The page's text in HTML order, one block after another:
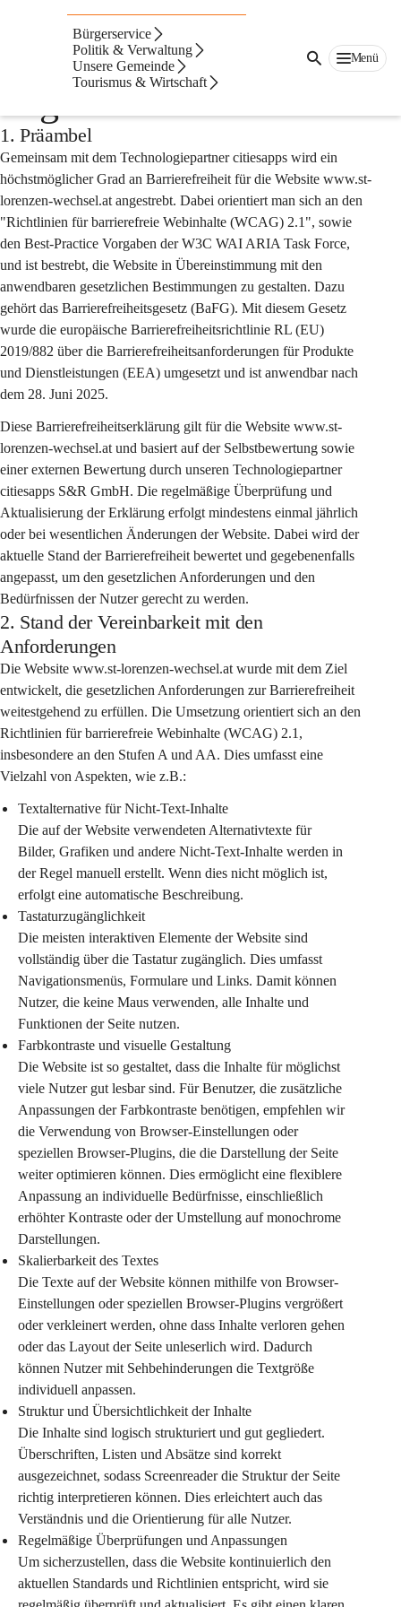
Bürgerservice
Politik & Verwaltung
Unsere Gemeinde
Tourismus & Wirtschaft
Menü
Barrierefreiheitserklär
ung der Website
1. Präambel
Gemeinsam mit dem Technologiepartner citiesapps wird ein
höchstmöglicher Grad an Barrierefreiheit für die Website www.st-
lorenzen-wechsel.at angestrebt. Dabei orientiert man sich an den
"Richtlinien für barrierefreie Webinhalte (WCAG) 2.1", sowie
den Best-Practice Vorgaben der W3C WAI ARIA Task Force,
und ist bestrebt, die Website in Übereinstimmung mit den
anwendbaren gesetzlichen Bestimmungen zu gestalten. Dazu
gehört das Barrierefreiheitsgesetz (BaFG). Mit diesem Gesetz
wurde die europäische Barrierefreiheitsrichtlinie RL (EU)
2019/882 über die Barrierefreiheitsanforderungen für Produkte
und Dienstleistungen (EEA) umgesetzt und ist anwendbar nach
dem 28. Juni 2025.
Diese Barrierefreiheitserklärung gilt für die Website www.st-
lorenzen-wechsel.at und basiert auf der Selbstbewertung sowie
einer externen Bewertung durch unseren Technologiepartner
citiesapps S&R GmbH. Die regelmäßige Überprüfung und
Aktualisierung der Erklärung erfolgt mindestens einmal jährlich
oder bei wesentlichen Änderungen der Website. Dabei wird der
aktuelle Stand der Barrierefreiheit bewertet und gegebenenfalls
angepasst, um den gesetzlichen Anforderungen und den
Bedürfnissen der Nutzer gerecht zu werden.
2. Stand der Vereinbarkeit mit den
Anforderungen
Die Website www.st-lorenzen-wechsel.at wurde mit dem Ziel
entwickelt, die gesetzlichen Anforderungen zur Barrierefreiheit
weitestgehend zu erfüllen. Die Umsetzung orientiert sich an den
Richtlinien für barrierefreie Webinhalte (WCAG) 2.1,
insbesondere an den Stufen A und AA. Dies umfasst eine
Vielzahl von Aspekten, wie z.B.:
Textalternative für Nicht-Text-Inhalte
Die auf der Website verwendeten Alternativtexte für
Bilder, Grafiken und andere Nicht-Text-Inhalte werden in
der Regel manuell erstellt. Wenn dies nicht möglich ist,
erfolgt eine automatische Beschreibung.
Tastaturzugänglichkeit
Die meisten interaktiven Elemente der Website sind
vollständig über die Tastatur zugänglich. Dies umfasst
Navigationsmenüs, Formulare und Links. Damit können
Nutzer, die keine Maus verwenden, alle Inhalte und
Funktionen der Seite nutzen.
Farbkontraste und visuelle Gestaltung
Die Website ist so gestaltet, dass die Inhalte für möglichst
viele Nutzer gut lesbar sind. Für Benutzer, die zusätzliche
Anpassungen der Farbkontraste benötigen, empfehlen wir
die Verwendung von Browser-Einstellungen oder
speziellen Browser-Plugins, die die Darstellung der Seite
weiter optimieren können. Dies ermöglicht eine flexiblere
Anpassung an individuelle Bedürfnisse, einschließlich
erhöhter Kontraste oder der Umstellung auf monochrome
Darstellungen.
Skalierbarkeit des Textes
Die Texte auf der Website können mithilfe von Browser-
Einstellungen oder speziellen Browser-Plugins vergrößert
oder verkleinert werden, ohne dass Inhalte verloren gehen
oder das Layout der Seite unleserlich wird. Dadurch
können Nutzer mit Sehbehinderungen die Textgröße
individuell anpassen.
Struktur und Übersichtlichkeit der Inhalte
Die Inhalte sind logisch strukturiert und gut gegliedert.
Überschriften, Listen und Absätze sind korrekt
ausgezeichnet, sodass Screenreader die Struktur der Seite
richtig interpretieren können. Dies erleichtert auch das
Verständnis und die Orientierung für alle Nutzer.
Regelmäßige Überprüfungen und Anpassungen
Um sicherzustellen, dass die Website kontinuierlich den
aktuellen Standards und Richtlinien entspricht, wird sie